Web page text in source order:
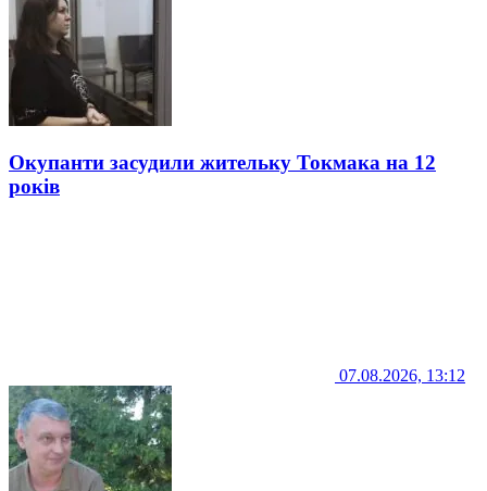
Окупанти засудили жительку Токмака на 12
років
07.08.2026, 13:12